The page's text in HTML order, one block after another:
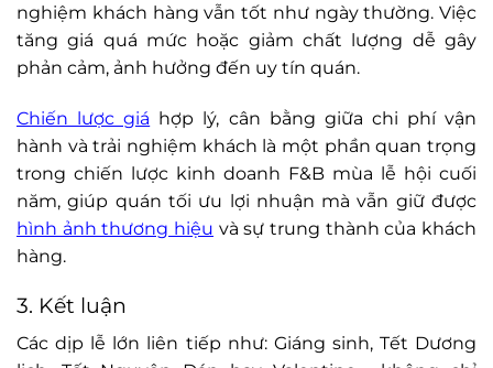
nghiệm khách hàng vẫn tốt như ngày thường. Việc
tăng giá quá mức hoặc giảm chất lượng dễ gây
phản cảm, ảnh hưởng đến uy tín quán.
Chiến lược giá hợp lý, cân bằng giữa chi phí vận
hành và trải nghiệm khách là một phần quan trọng
trong chiến lược kinh doanh F&B mùa lễ hội cuối
năm, giúp quán tối ưu lợi nhuận mà vẫn giữ được
hình ảnh thương hiệu và sự trung thành của khách
hàng.
3. Kết luận
Các dịp lễ lớn liên tiếp như: Giáng sinh, Tết Dương